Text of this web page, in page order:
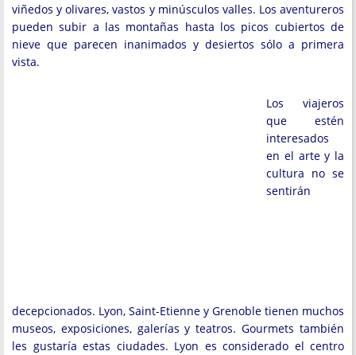
viñedos y olivares, vastos y minúsculos valles. Los aventureros
pueden subir a las montañas hasta los picos cubiertos de
nieve que parecen inanimados y desiertos sólo a primera
vista.
Los viajeros
que estén
interesados ​​
en el arte y la
cultura no se
sentirán
decepcionados. Lyon, Saint-Etienne y Grenoble tienen muchos
museos, exposiciones, galerías y teatros. Gourmets también
les gustaría estas ciudades. Lyon es considerado el centro